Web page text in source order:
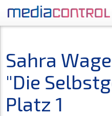
Sahra
"Die
Platz 1